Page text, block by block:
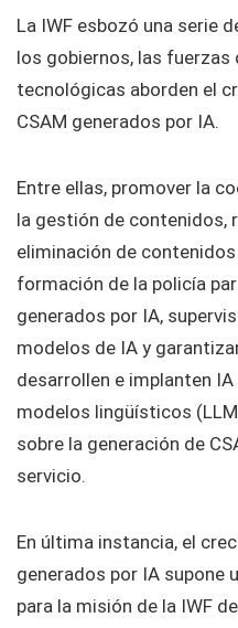
La IWF esbozó una serie
los gobiernos, las fuerzas
tecnológicas aborden el
CSAM generados por IA.
Entre ellas, promover la
la gestión de contenidos,
eliminación de
formación de la policía
generados por IA,
modelos de IA y
desarrollen e implanten
modelos lingüísticos
sobre la generación de
servicio.
En última instancia, el
generados por IA supone
para la misión de la IWF